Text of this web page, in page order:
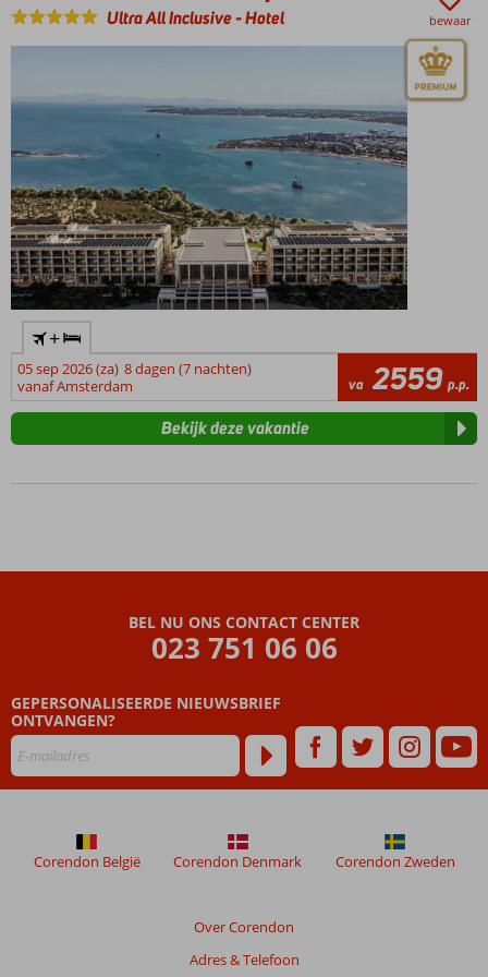
en oud
community
zone
Ultra All Inclusive-Hotel bewaar
+
05 sep 2026 (za) 8 dagen (7 nachten)
vanaf Amsterdam
va 2559 p.p.
Bekijk deze vakantie
BEL NU ONS CONTACT CENTER
023 751 06 06
GEPERSONALISEERDE NIEUWSBRIEF
ONTVANGEN?
Over Corendon
Adres & Telefoon
Corendon België Corendon Denmark Corendon Zweden